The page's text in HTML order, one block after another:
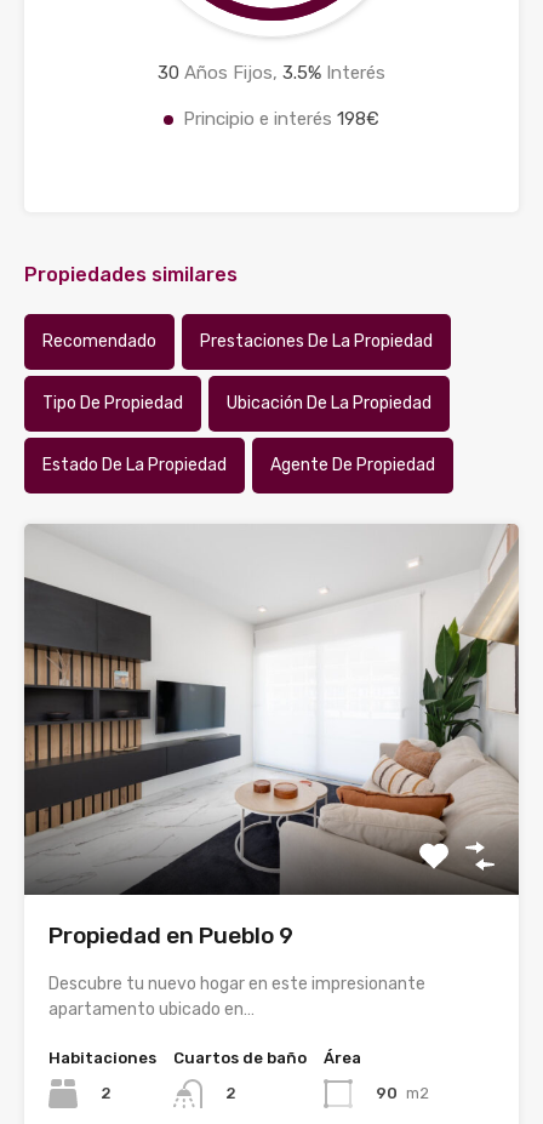
30 Años Fijos, 3.5% Interés
Principio e interés 198€
Propiedades similares
Recomendado Prestaciones De La Propiedad
Tipo De Propiedad Ubicación De La Propiedad
Estado De La Propiedad Agente De Propiedad
Propiedad en Pueblo 9
Descubre tu nuevo hogar en este impresionante
apartamento ubicado en…
Habitaciones
2
Cuartos de baño
2
Área
90 m2